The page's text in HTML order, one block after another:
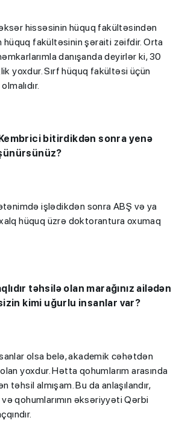
hissəsinin hüquq fakültəsindən
fakültəsinin şəraiti zəifdir. Orta
danışanda deyirlər ki, 30
yoxdur. Sırf hüquq fakültəsi üçün
bitirdikdən sonra yenə
işlədikdən sonra ABŞ və ya
hüquq üzrə doktorantura oxumaq
təhsilə olan marağınız ailədən
kimi uğurlu insanlar var?
olsa belə, akademik cəhətdən
yoxdur. Hətta qohumlarım arasında
təhsil almışam. Bu da anlaşılandır,
qohumlarımın əksəriyyəti Qərbi